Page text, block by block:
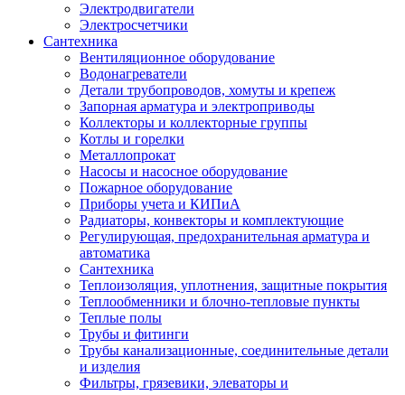
Электродвигатели
Электросчетчики
Сантехника
Вентиляционное оборудование
Водонагреватели
Детали трубопроводов, хомуты и крепеж
Запорная арматура и электроприводы
Коллекторы и коллекторные группы
Котлы и горелки
Металлопрокат
Насосы и насосное оборудование
Пожарное оборудование
Приборы учета и КИПиА
Радиаторы, конвекторы и комплектующие
Регулирующая, предохранительная арматура и
автоматика
Сантехника
Теплоизоляция, уплотнения, защитные покрытия
Теплообменники и блочно-тепловые пункты
Теплые полы
Трубы и фитинги
Трубы канализационные, соединительные детали
и изделия
Фильтры, грязевики, элеваторы и